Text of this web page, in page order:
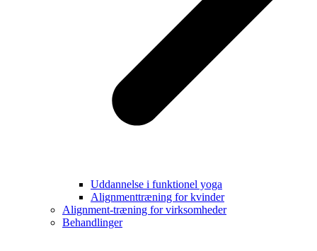
Uddannelse i funktionel yoga
Alignmenttræning for kvinder
Alignment-træning for virksomheder
Behandlinger